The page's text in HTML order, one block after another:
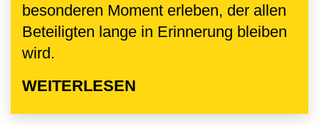
besonderen Moment erleben, der allen
Beteiligten lange in Erinnerung bleiben
wird.
WEITERLESEN